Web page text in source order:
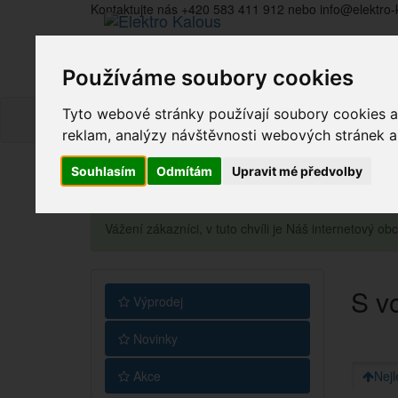
Používáme soubory cookies
Tyto webové stránky používají soubory cookies
reklam, analýzy návštěvnosti webových stránek
Souhlasím Odmítám Upravit mé předvolby
Kontaktujte nás +420 583 411 912 nebo
Vážení zákazníci, v tuto chvíli je Náš internetový
Výprodej
Novinky
Akce
S